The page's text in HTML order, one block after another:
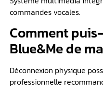
commandes vocales.
Comment
Blue&Me de
Déconnexion physique
professionnelle